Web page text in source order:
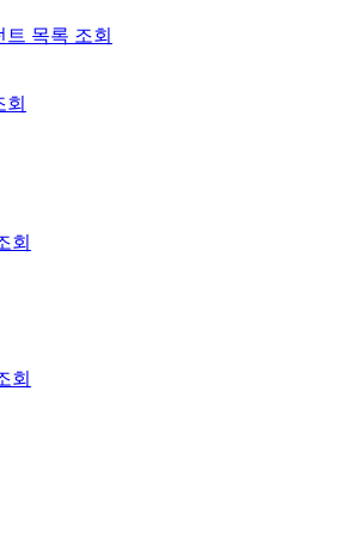
목록 조회
회
회